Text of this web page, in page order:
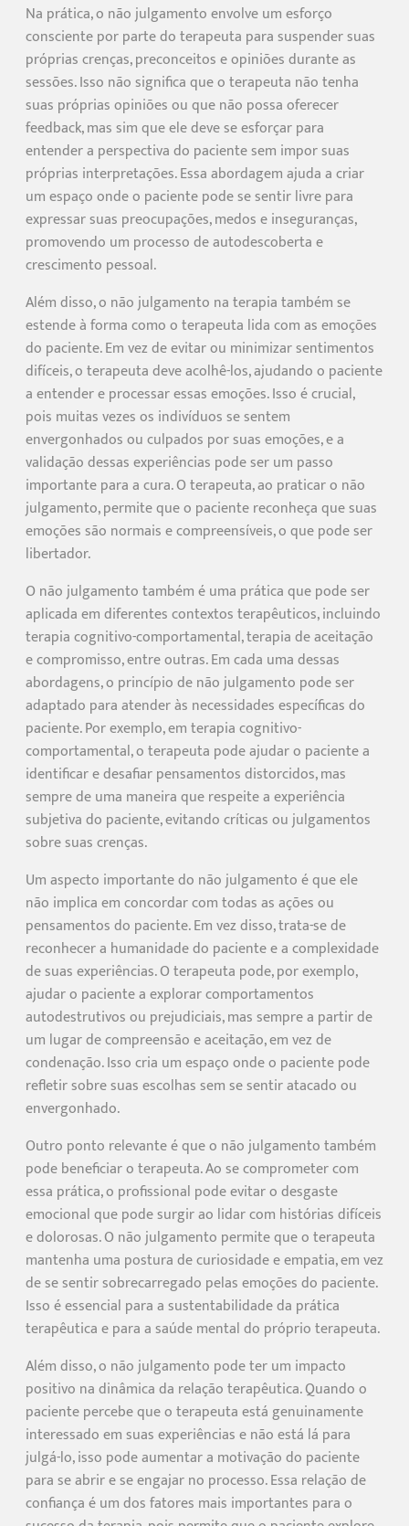
Na prática, o não julgamento envolve um esforço
consciente por parte do terapeuta para suspender suas
próprias crenças, preconceitos e opiniões durante as
sessões. Isso não significa que o terapeuta não tenha
suas próprias opiniões ou que não possa oferecer
feedback, mas sim que ele deve se esforçar para
entender a perspectiva do paciente sem impor suas
próprias interpretações. Essa abordagem ajuda a criar
um espaço onde o paciente pode se sentir livre para
expressar suas preocupações, medos e inseguranças,
promovendo um processo de autodescoberta e
crescimento pessoal.
Além disso, o não julgamento na terapia também se
estende à forma como o terapeuta lida com as emoções
do paciente. Em vez de evitar ou minimizar sentimentos
difíceis, o terapeuta deve acolhê-los, ajudando o paciente
a entender e processar essas emoções. Isso é crucial,
pois muitas vezes os indivíduos se sentem
envergonhados ou culpados por suas emoções, e a
validação dessas experiências pode ser um passo
importante para a cura. O terapeuta, ao praticar o não
julgamento, permite que o paciente reconheça que suas
emoções são normais e compreensíveis, o que pode ser
libertador.
O não julgamento também é uma prática que pode ser
aplicada em diferentes contextos terapêuticos, incluindo
terapia cognitivo-comportamental, terapia de aceitação
e compromisso, entre outras. Em cada uma dessas
abordagens, o princípio de não julgamento pode ser
adaptado para atender às necessidades específicas do
paciente. Por exemplo, em terapia cognitivo-
comportamental, o terapeuta pode ajudar o paciente a
identificar e desafiar pensamentos distorcidos, mas
sempre de uma maneira que respeite a experiência
subjetiva do paciente, evitando críticas ou julgamentos
sobre suas crenças.
Um aspecto importante do não julgamento é que ele
não implica em concordar com todas as ações ou
pensamentos do paciente. Em vez disso, trata-se de
reconhecer a humanidade do paciente e a complexidade
de suas experiências. O terapeuta pode, por exemplo,
ajudar o paciente a explorar comportamentos
autodestrutivos ou prejudiciais, mas sempre a partir de
um lugar de compreensão e aceitação, em vez de
condenação. Isso cria um espaço onde o paciente pode
refletir sobre suas escolhas sem se sentir atacado ou
envergonhado.
Outro ponto relevante é que o não julgamento também
pode beneficiar o terapeuta. Ao se comprometer com
essa prática, o profissional pode evitar o desgaste
emocional que pode surgir ao lidar com histórias difíceis
e dolorosas. O não julgamento permite que o terapeuta
mantenha uma postura de curiosidade e empatia, em vez
de se sentir sobrecarregado pelas emoções do paciente.
Isso é essencial para a sustentabilidade da prática
terapêutica e para a saúde mental do próprio terapeuta.
Além disso, o não julgamento pode ter um impacto
positivo na dinâmica da relação terapêutica. Quando o
paciente percebe que o terapeuta está genuinamente
interessado em suas experiências e não está lá para
julgá-lo, isso pode aumentar a motivação do paciente
para se abrir e se engajar no processo. Essa relação de
confiança é um dos fatores mais importantes para o